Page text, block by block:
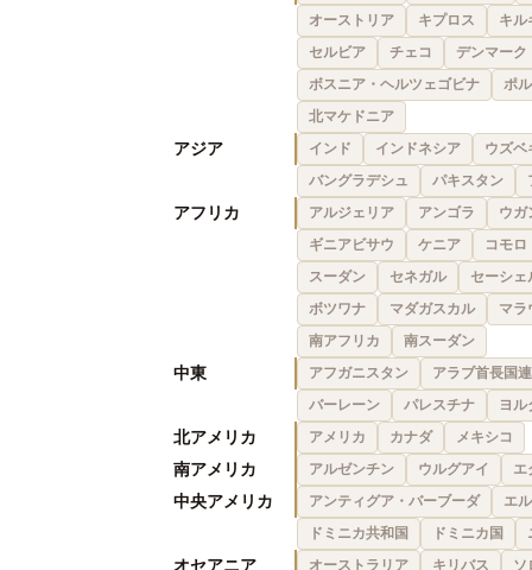
オーストリア
キプロス
キル
セルビア
チェコ
デンマーク
ボスニア・ヘルツェゴビナ
ポ
北マケドニア
アジア インド インドネシア
ウズベ
バングラデシュ
パキスタン
アフリカ アルジェリア アンゴラ
ウガ
ギニアビサウ
ケニア
コモロ
スーダン
セネガル
セーシェ
ボツワナ
マダガスカル
マラ
南アフリカ
南スーダン
中東 アフガニスタン
アラブ首長国
バーレーン
パレスチナ ヨル
北アメリカ アメリカ カナダ メキシコ
南アメリカ アルゼンチン ウルグアイ エ
中央アメリカ アンティグア・バーブーダ
エ
ドミニカ共和国
ドミニカ国
オセアニア オーストラリア キリバス ソ